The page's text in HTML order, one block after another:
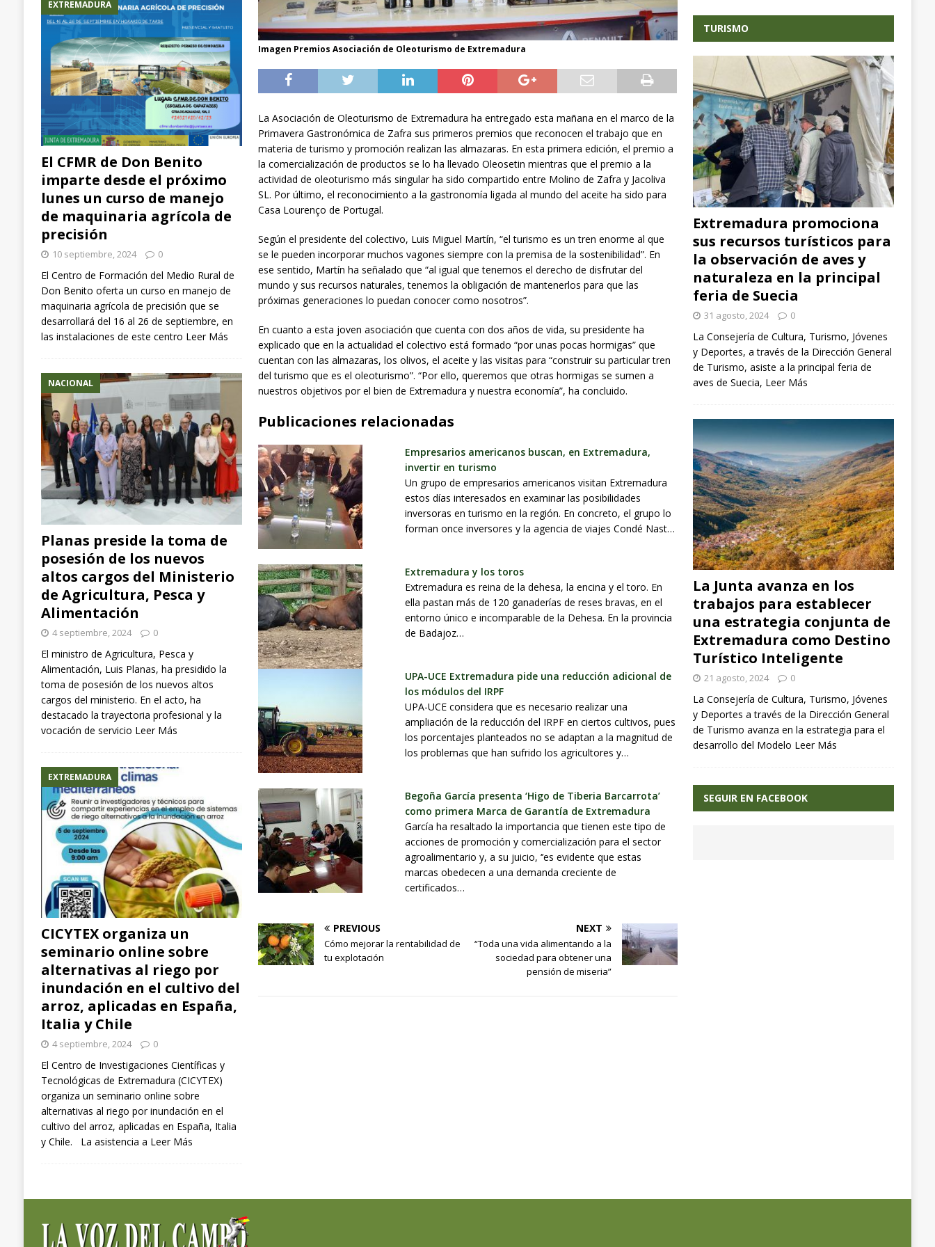
Imagen Premios Asociación de Oleoturismo de Extremadura
La Asociación de Oleoturismo de Extremadura ha entregado esta mañana en el marco de la
Primavera Gastronómica de Zafra sus primeros premios que reconocen el trabajo que en
materia de turismo y promoción realizan las almazaras. En esta primera edición, el premio a
la comercialización de productos se lo ha llevado Oleosetin mientras que el premio a la
actividad de oleoturismo más singular ha sido compartido entre Molino de Zafra y Jacoliva
SL. Por último, el reconocimiento a la gastronomía ligada al mundo del aceite ha sido para
Casa Lourenço de Portugal.
Según el presidente del colectivo, Luis Miguel Martín, “el turismo es un tren enorme al que
se le pueden incorporar muchos vagones siempre con la premisa de la sostenibilidad”. En
ese sentido, Martín ha señalado que “al igual que tenemos el derecho de disfrutar del
mundo y sus recursos naturales, tenemos la obligación de mantenerlos para que las
próximas generaciones lo puedan conocer como nosotros”.
En cuanto a esta joven asociación que cuenta con dos años de vida, su presidente ha
explicado que en la actualidad el colectivo está formado “por unas pocas hormigas” que
cuentan con las almazaras, los olivos, el aceite y las visitas para “construir su particular tren
del turismo que es el oleoturismo”. “Por ello, queremos que otras hormigas se sumen a
nuestros objetivos por el bien de Extremadura y nuestra economía”, ha concluido.
Publicaciones relacionadas
Empresarios americanos buscan, en Extremadura,
invertir en turismo
Un grupo de empresarios americanos visitan Extremadura
estos días interesados en examinar las posibilidades
inversoras en turismo en la región. En concreto, el grupo lo
forman once inversores y la agencia de viajes Condé Nast…
Extremadura y los toros
Extremadura es reina de la dehesa, la encina y el toro. En
ella pastan más de 120 ganaderías de reses bravas, en el
entorno único e incomparable de la Dehesa. En la provincia
de Badajoz…
UPA-UCE Extremadura pide una reducción adicional de
los módulos del IRPF
UPA-UCE considera que es necesario realizar una
ampliación de la reducción del IRPF en ciertos cultivos, pues
los porcentajes planteados no se adaptan a la magnitud de
los problemas que han sufrido los agricultores y…
Begoña García presenta ‘Higo de Tiberia Barcarrota’
como primera Marca de Garantía de Extremadura
García ha resaltado la importancia que tienen este tipo de
acciones de promoción y comercialización para el sector
agroalimentario y, a su juicio, ‘’es evidente que estas
marcas obedecen a una demanda creciente de
certificados…
PREVIOUS
Cómo mejorar la rentabilidad de
tu explotación
NEXT
“Toda una vida alimentando a la
sociedad para obtener una
pensión de miseria”
EXTREMADURA
El CFMR de Don Benito
imparte desde el próximo
lunes un curso de manejo
de maquinaria agrícola de
precisión
10 septiembre, 2024 0
El Centro de Formación del Medio Rural de
Don Benito oferta un curso en manejo de
maquinaria agrícola de precisión que se
desarrollará del 16 al 26 de septiembre, en
las instalaciones de este centro Leer Más
NACIONAL
Planas preside la toma de
posesión de los nuevos
altos cargos del Ministerio
de Agricultura, Pesca y
Alimentación
4 septiembre, 2024 0
El ministro de Agricultura, Pesca y
Alimentación, Luis Planas, ha presidido la
toma de posesión de los nuevos altos
cargos del ministerio. En el acto, ha
destacado la trayectoria profesional y la
vocación de servicio Leer Más
EXTREMADURA
CICYTEX organiza un
seminario online sobre
alternativas al riego por
inundación en el cultivo del
arroz, aplicadas en España,
Italia y Chile
4 septiembre, 2024 0
El Centro de Investigaciones Científicas y
Tecnológicas de Extremadura (CICYTEX)
organiza un seminario online sobre
alternativas al riego por inundación en el
cultivo del arroz, aplicadas en España, Italia
y Chile. La asistencia a Leer Más
TURISMO
Extremadura promociona
sus recursos turísticos para
la observación de aves y
naturaleza en la principal
feria de Suecia
31 agosto, 2024 0
La Consejería de Cultura, Turismo, Jóvenes
y Deportes, a través de la Dirección General
de Turismo, asiste a la principal feria de
aves de Suecia, Leer Más
La Junta avanza en los
trabajos para establecer
una estrategia conjunta de
Extremadura como Destino
Turístico Inteligente
21 agosto, 2024 0
La Consejería de Cultura, Turismo, Jóvenes
y Deportes a través de la Dirección General
de Turismo avanza en la estrategia para el
desarrollo del Modelo Leer Más
SEGUIR EN FACEBOOK